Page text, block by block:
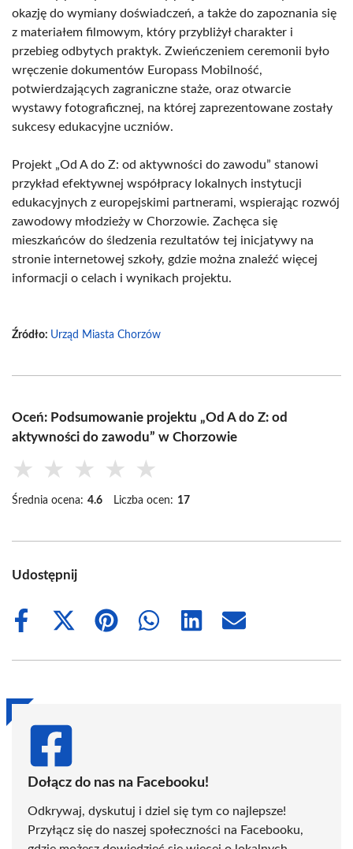
okazję do wymiany doświadczeń, a także do zapoznania się
z materiałem filmowym, który przybliżył charakter i
przebieg odbytych praktyk. Zwieńczeniem ceremonii było
wręczenie dokumentów Europass Mobilność,
potwierdzających zagraniczne staże, oraz otwarcie
wystawy fotograficznej, na której zaprezentowane zostały
sukcesy edukacyjne uczniów.
Projekt „Od A do Z: od aktywności do zawodu” stanowi
przykład efektywnej współpracy lokalnych instytucji
edukacyjnych z europejskimi partnerami, wspierając rozwój
zawodowy młodzieży w Chorzowie. Zachęca się
mieszkańców do śledzenia rezultatów tej inicjatywy na
stronie internetowej szkoły, gdzie można znaleźć więcej
informacji o celach i wynikach projektu.
Źródło: Urząd Miasta Chorzów
Oceń: Podsumowanie projektu „Od A do Z: od
aktywności do zawodu” w Chorzowie
★ ★ ★ ★ ★
Średnia ocena: 4.6 Liczba ocen: 17
Udostępnij
Share
Share
(Twitter)
Share
Share
Share
Share
Dołącz do nas na Facebooku!
Odkrywaj, dyskutuj i dziel się tym co najlepsze!
Przyłącz się do naszej społeczności na Facebooku,